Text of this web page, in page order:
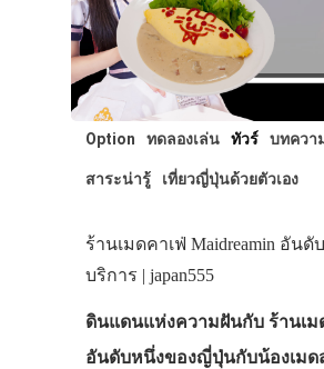
Option ทดลองเล่น ทัวร์ บทควา
สาระน่ารู้ เที่ยวญี่ปุ่นด้วยตัวเอง
ร้านเมดคาเฟ่ Maidreamin อันดั
บริการ | japan555
ดินแดนแห่งความฝันกับ ร้านเม
อันดับหนึ่งของญี่ปุ่นกับน้องเม
ป
เ